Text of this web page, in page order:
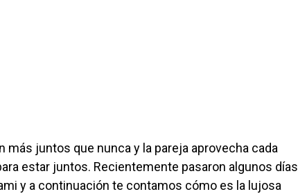
más juntos que nunca y la pareja aprovecha cada
estar juntos. Recientemente pasaron algunos días
y a continuación te contamos cómo es la lujosa